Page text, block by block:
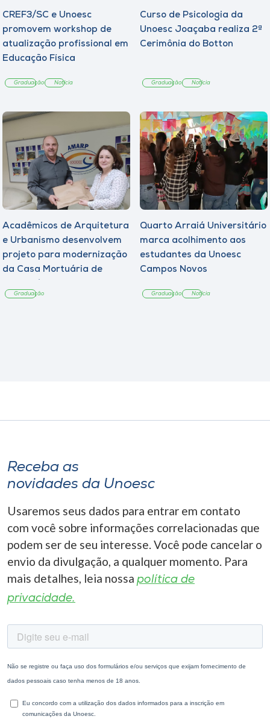
CREF3/SC e Unoesc
promovem workshop de
atualização profissional em
Educação Física
Graduação Notícia
Curso de Psicologia da
Unoesc Joaçaba realiza 2ª
Cerimônia do Botton
Graduação Notícia
Acadêmicos de Arquitetura
e Urbanismo desenvolvem
projeto para modernização
da Casa Mortuária de
Graduação
Quarto Arraiá Universitário
marca acolhimento aos
estudantes da Unoesc
Campos Novos
Graduação Notícia
Receba as
novidades da Unoesc
Usaremos seus dados para entrar em contato
com você sobre informações correlacionadas que
podem ser de seu interesse. Você pode cancelar o
envio da divulgação, a qualquer momento. Para
mais detalhes, leia nossa política de
privacidade.